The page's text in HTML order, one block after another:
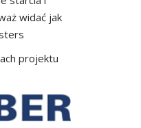
widać jak
projektu